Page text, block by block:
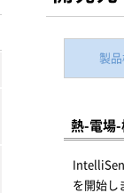
製
熱-電場
を開始し